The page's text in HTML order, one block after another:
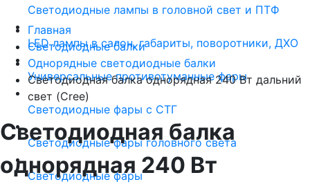
Светодиодные лампы в головной свет и ПТФ
LED лампы в салон, габариты, поворотники, ДХО
Универсальные противотуманные фары
Светодиодные фары с СТГ
Светодиодные фары головного света
Светодиодные фары
Главная
Светодиодные балки
Однорядные светодиодные балки
Светодиодная балка однорядная 240 Вт дальний
свет (Cree)
Светодиодная балка
однорядная 240 Вт